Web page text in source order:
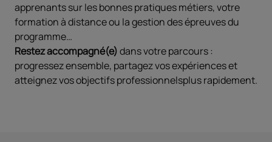
apprenants sur les bonnes pratiques métiers, votre
formation à distance ou la gestion des épreuves du
programme…
Restez accompagné(e)dans votre parcours :
progressez ensemble, partagez vos expériences et
atteignez vos objectifs professionnelsplus rapidement.